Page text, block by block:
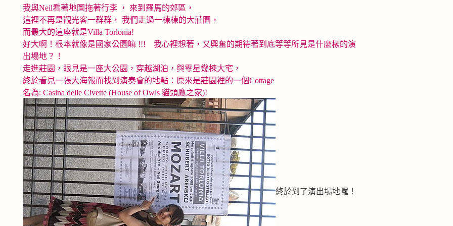
我與Neil看著地圖拖著行李 ， 來到羅馬的郊區，
這裡不再是觀光客一群群， 我們走過一棟棟的大莊園，
而最大的這座就是Villa Torlonia!
好大啊！根本就像是國家公園嘛 !!! 我心裡想著，又興奮的期待著到底等等所見是什麼樣的演
出場地？！
走進莊園，眼見是一座大公園，穿越湖泊，與零星幾棟大宅，
終於看見一張大海報而找到演奏會的地點：原來是莊園裡的一個Cottage
名為: Casina delle Civette (House of Owls 貓頭鷹之家)!
終於到了演出場地囉！